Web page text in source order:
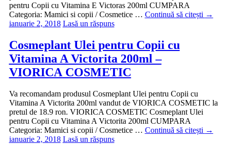
pentru Copii cu Vitamina E Victoras 200ml CUMPARA
Categoria: Mamici si copii / Cosmetice … Continuă să citești →
ianuarie 2, 2018 Lasă un răspuns
Cosmeplant Ulei pentru Copii cu
Vitamina A Victorita 200ml –
VIORICA COSMETIC
Va recomandam produsul Cosmeplant Ulei pentru Copii cu
Vitamina A Victorita 200ml vandut de VIORICA COSMETIC la
pretul de 18.9 ron. VIORICA COSMETIC Cosmeplant Ulei
pentru Copii cu Vitamina A Victorita 200ml CUMPARA
Categoria: Mamici si copii / Cosmetice … Continuă să citești →
ianuarie 2, 2018 Lasă un răspuns